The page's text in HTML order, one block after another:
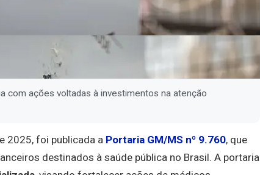
com ações voltadas à investimentos na atenção
2025, foi publicada a Portaria GM/MS nº 9.760, que
destinados à saúde pública no Brasil. A portaria